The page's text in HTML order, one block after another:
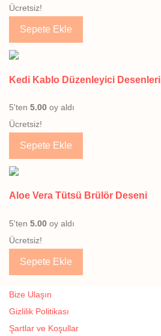
Ücretsiz!
Sepete Ekle
Kedi Kablo Düzenleyici Desenleri
5'ten 5.00 oy aldı
Ücretsiz!
Sepete Ekle
Aloe Vera Tütsü Brülör Deseni
5'ten 5.00 oy aldı
Ücretsiz!
Sepete Ekle
Bize Ulaşın
Gizlilik Politikası
Şartlar ve Koşullar